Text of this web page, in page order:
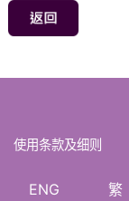
使用条款及细则
ENG 繁